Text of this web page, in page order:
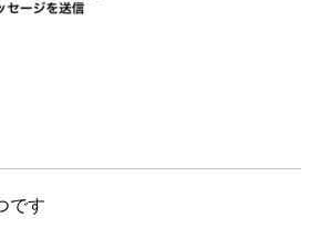
です